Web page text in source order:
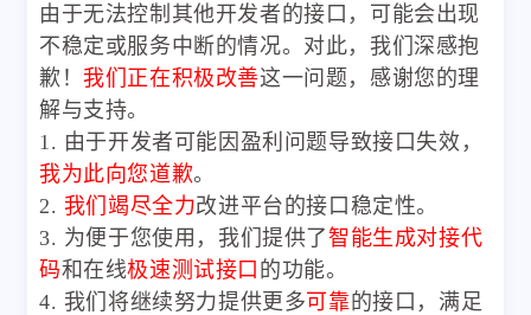
由于无法控制其他开发者的接口，可能会出现
不稳定或服务中断的情况。对此，我们深感抱
歉！ 我们正在积极改善这一问题，感谢您的理
解与支持。
1. 由于开发者可能因盈利问题导致接口失效，
我为此向您道歉。
2. 我们竭尽全力改进平台的接口稳定性。
3. 为便于您使用，我们提供了智能生成对接代
码和在线极速测试接口 的功能。
4. 我们将继续努力提供更多可靠的接口，满足